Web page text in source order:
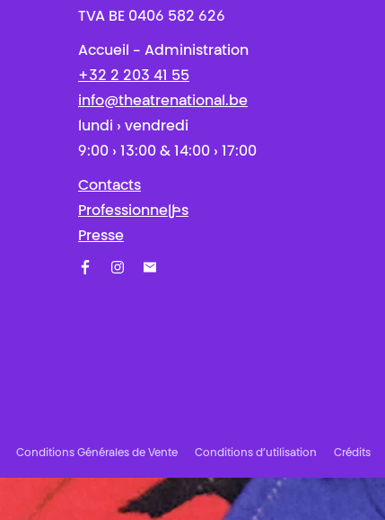
TVA BE 0406 582 626
Accueil - Administration
+32 2 203 41 55
info@theatrenational.be
lundi › vendredi
9:00 › 13:00 & 14:00 › 17:00
Contacts
Professionnel·les
Presse
Conditions Générales de Vente Conditions d’utilisation Crédits